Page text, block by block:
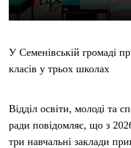
Про нас
Бюджет
Контакти
У Семенівській громаді
класів у трьох школах
Відділ освіти, молоді та
ради повідомляє, що з
три навчальні заклади